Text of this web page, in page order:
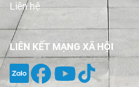
Liên hệ
LIÊN KẾT MẠNG XÃ HỘI